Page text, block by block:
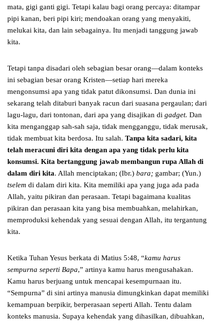
mata, gigi ganti gigi. Tetapi kalau bagi orang percaya: ditampar
pipi kanan, beri pipi kiri; mendoakan orang yang menyakiti,
melukai kita, dan lain sebagainya. Itu menjadi tanggung jawab
kita.
Tetapi tanpa disadari oleh sebagian besar orang—dalam konteks
ini sebagian besar orang Kristen—setiap hari mereka
mengonsumsi apa yang tidak patut dikonsumsi. Dan dunia ini
sekarang telah ditaburi banyak racun dari suasana pergaulan; dari
lagu-lagu, dari tontonan, dari apa yang disajikan di gadget. Dan
kita menganggap sah-sah saja, tidak mengganggu, tidak merusak,
tidak membuat kita berdosa. Itu salah. Tanpa kita sadari, kita
telah meracuni diri kita dengan apa yang tidak perlu kita
konsumsi. Kita bertanggung jawab membangun rupa Allah di
dalam diri kita. Allah menciptakan; (Ibr.) bara; gambar; (Yun.)
tselem di dalam diri kita. Kita memiliki apa yang juga ada pada
Allah, yaitu pikiran dan perasaan. Tetapi bagaimana kualitas
pikiran dan perasaan kita yang bisa membuahkan, melahirkan,
memproduksi kehendak yang sesuai dengan Allah, itu tergantung
kita.
Ketika Tuhan Yesus berkata di Matius 5:48, “kamu harus
sempurna seperti Bapa,” artinya kamu harus mengusahakan.
Kamu harus berjuang untuk mencapai kesempurnaan itu.
“Sempurna” di sini artinya manusia dimungkinkan dapat memiliki
kemampuan berpikir, berperasaan seperti Allah. Tentu dalam
konteks manusia. Supaya kehendak yang dihasilkan, dibuahkan,